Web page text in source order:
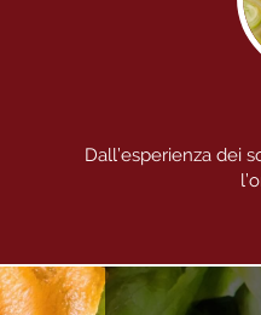
Dall’esperienza dei